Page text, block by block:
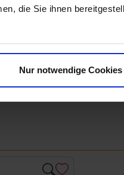
die Sie ihnen
Nur notwendige Cookies